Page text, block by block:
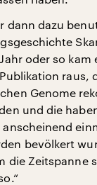
dann dazu
oder so kam
raus,
Genome
und die
bevölkert
die Zeitspanne